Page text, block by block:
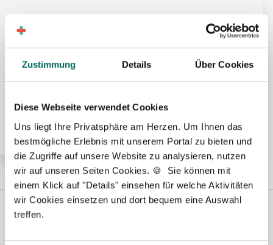
Zustimmung Details Über Cookies
Diese Webseite verwendet Cookies
Uns liegt Ihre Privatsphäre am Herzen. Um Ihnen das
bestmögliche Erlebnis mit unserem Portal zu bieten und
die Zugriffe auf unsere Website zu analysieren, nutzen
wir auf unseren Seiten Cookies. 🍪 Sie können mit
einem Klick auf "Details" einsehen für welche Aktivitäten
wir Cookies einsetzen und dort bequem eine Auswahl
treffen.
in Voll- oder Teilzeit ab sofort in Detmold